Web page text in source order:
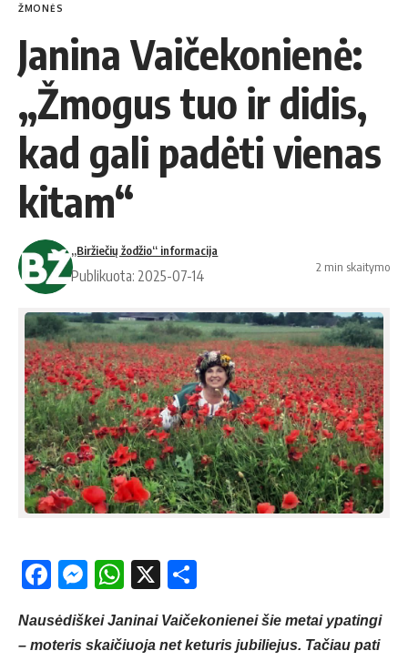
ŽMONĖS
Janina Vaičekonienė:
„Žmogus tuo ir didis,
kad gali padėti vienas
kitam“
„Biržiečių žodžio“ informacija
Publikuota: 2025-07-14
2 min skaitymo
Facebook
Messenger
WhatsApp
X
Nausėdiškei Janinai Vaičekonienei šie metai ypatingi
– moteris skaičiuoja net keturis jubiliejus. Tačiau pati